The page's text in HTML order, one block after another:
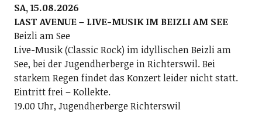
SA, 15.08.2026
LAST AVENUE – LIVE-MUSIK IM BEIZLI AM SEE
Beizli am See
Live-Musik (Classic Rock) im idyllischen Beizli am
See, bei der Jugendherberge in Richterswil. Bei
starkem Regen findet das Konzert leider nicht statt.
Eintritt frei – Kollekte.
19.00 Uhr, Jugendherberge Richterswil